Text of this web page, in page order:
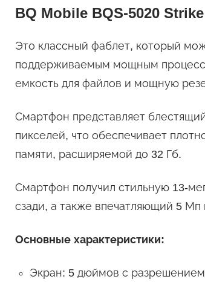
BQ Mobile BQS-5020 Strike
Это классный фаблет, который
поддерживаемым мощным
емкость для файлов и мощную
Смартфон представляет
пикселей, что обеспечивает
памяти, расширяемой до 32 Гб.
Смартфон получил стильную 13-
сзади, а также впечатляющий 5
Основные характеристики:
Экран: 5 дюймов с разрешением